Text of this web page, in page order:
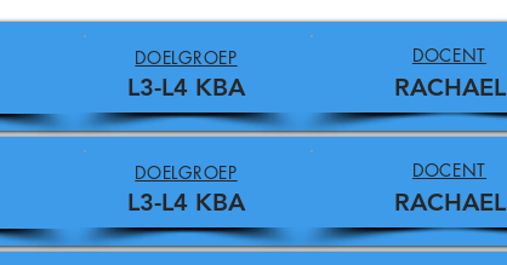
DOELGROEP
L3-L4 KBA
DOCENT
RACHAEL
DOELGROEP
L3-L4 KBA
DOCENT
RACHAEL